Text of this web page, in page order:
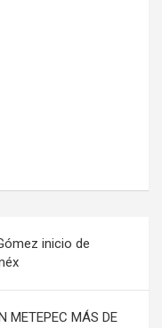
inicio de
METEPEC MÁS DE